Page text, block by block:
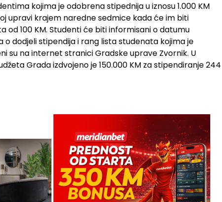
kojima je odobrena stipednija u iznosu 1.000 KM
upravi krajem naredne sedmice kada će im biti
od 100 KM. Studenti će biti informisani o datumu
o dodjeli stipendija i rang lista studenata kojima je
su na internet stranici Gradske uprave Zvornik. U
Grada izdvojeno je 150.000 KM za stipendiranje 244